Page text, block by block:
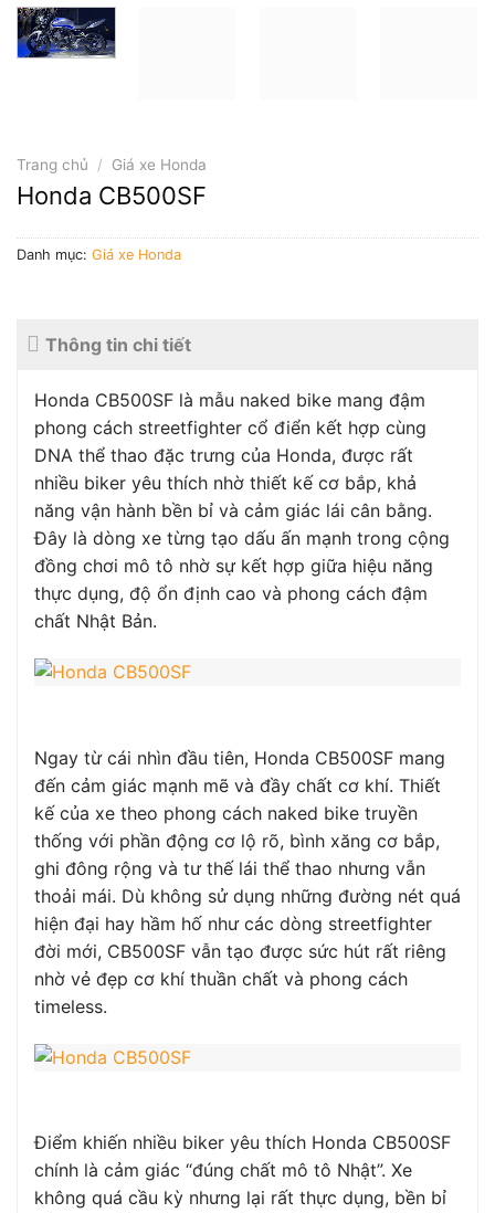
Trang chủ / Giá xe Honda
Honda CB500SF
Danh mục: Giá xe Honda
Thông tin chi tiết
Honda CB500SF là mẫu naked bike mang đậm
phong cách streetfighter cổ điển kết hợp cùng
DNA thể thao đặc trưng của Honda, được rất
nhiều biker yêu thích nhờ thiết kế cơ bắp, khả
năng vận hành bền bỉ và cảm giác lái cân bằng.
Đây là dòng xe từng tạo dấu ấn mạnh trong cộng
đồng chơi mô tô nhờ sự kết hợp giữa hiệu năng
thực dụng, độ ổn định cao và phong cách đậm
chất Nhật Bản.
Ngay từ cái nhìn đầu tiên, Honda CB500SF mang
đến cảm giác mạnh mẽ và đầy chất cơ khí. Thiết
kế của xe theo phong cách naked bike truyền
thống với phần động cơ lộ rõ, bình xăng cơ bắp,
ghi đông rộng và tư thế lái thể thao nhưng vẫn
thoải mái. Dù không sử dụng những đường nét quá
hiện đại hay hầm hố như các dòng streetfighter
đời mới, CB500SF vẫn tạo được sức hút rất riêng
nhờ vẻ đẹp cơ khí thuần chất và phong cách
timeless.
Điểm khiến nhiều biker yêu thích Honda CB500SF
chính là cảm giác “đúng chất mô tô Nhật”. Xe
không quá cầu kỳ nhưng lại rất thực dụng, bền bỉ